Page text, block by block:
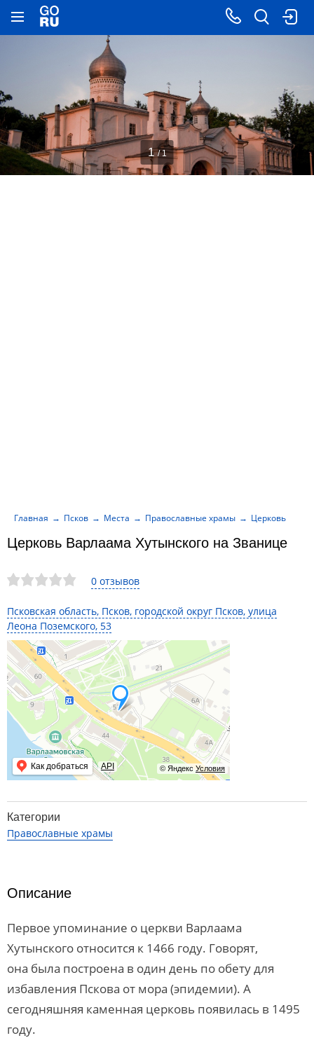
0 отзывов
Псковская область, Псков, городской округ Псков, улица
Леона Поземского, 53
© Яндекс Условия
Как добраться API
Церковь Варлаама Хутынского на Званице
Главная Псков Места Православные храмы Церковь
1 / 1
Категории
Православные храмы
Описание
Первое упоминание о церкви Варлаама
Хутынского относится к 1466 году. Говорят,
она была построена в один день по обету для
избавления Пскова от мора (эпидемии). А
сегодняшняя каменная церковь появилась в 1495
году.